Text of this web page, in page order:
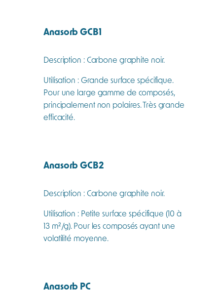
Anasorb GCB1
Description : Carbone graphite noir.
Utilisation : Grande surface spécifique.
Pour une large gamme de composés,
principalement non polaires. Très grande
efficacité.
Anasorb GCB2
Description : Carbone graphite noir.
Utilisation : Petite surface spécifique (10 à
13 m²/g). Pour les composés ayant une
volatilité moyenne.
Anasorb PC